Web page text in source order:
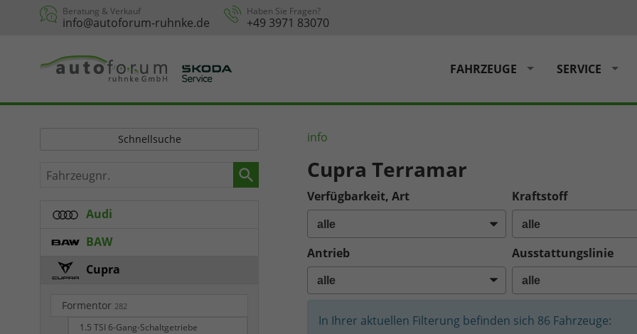
Beratung & Verkauf
info@autoforum-ruhnke.de
Haben Sie Fragen?
+49 3971 83070
FAHRZEUGE SERVICE
info
Cupra Terramar
Verfügbarkeit, Art Kraftstoff
Antrieb Ausstattungslinie
In Ihrer aktuellen Filterung befinden sich 86 Fahrzeuge:
Schnellsuche
Fahrzeugnr.
Audi
BAW
Cupra
Formentor 282
1.5 TSI 6-Gang-Schaltgetriebe